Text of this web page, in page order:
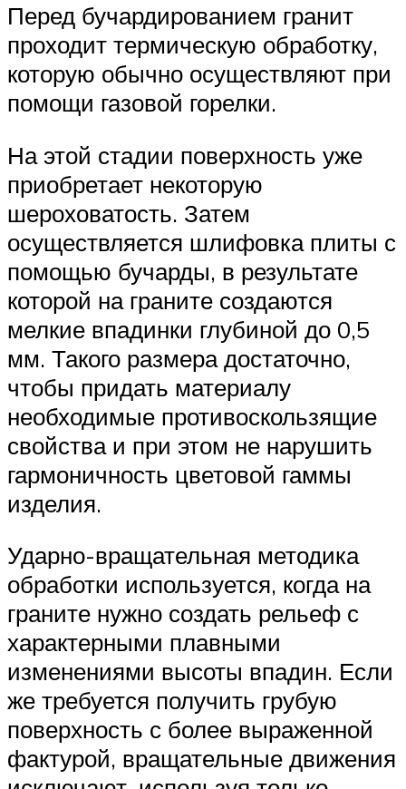
Перед бучардированием гранит
проходит термическую обработку,
которую обычно осуществляют при
помощи газовой горелки.
На этой стадии поверхность уже
приобретает некоторую
шероховатость. Затем
осуществляется шлифовка плиты с
помощью бучарды, в результате
которой на граните создаются
мелкие впадинки глубиной до 0,5
мм. Такого размера достаточно,
чтобы придать материалу
необходимые противоскользящие
свойства и при этом не нарушить
гармоничность цветовой гаммы
изделия.
Ударно-вращательная методика
обработки используется, когда на
граните нужно создать рельеф с
характерными плавными
изменениями высоты впадин. Если
же требуется получить грубую
поверхность с более выраженной
фактурой, вращательные движения